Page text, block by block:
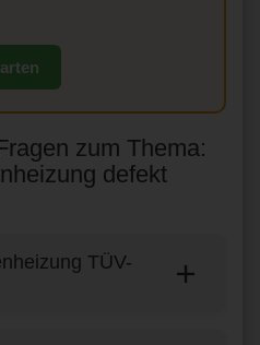
zum Thema:
defekt
TÜV-